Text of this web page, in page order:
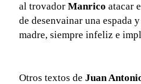
al trovador Manrico atacar
de desenvainar una espada
madre, siempre infeliz e
Otros textos de Juan